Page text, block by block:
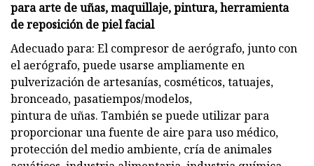
para arte de uñas, maquillaje, pintura, herramienta
de reposición de piel facial
Adecuado para: El compresor de aerógrafo, junto con
el aerógrafo, puede usarse ampliamente en
pulverización de artesanías, cosméticos, tatuajes,
bronceado, pasatiempos/modelos,
pintura de uñas. También se puede utilizar para
proporcionar una fuente de aire para uso médico,
protección del medio ambiente, cría de animales